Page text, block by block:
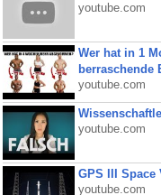
youtube.com
Wer hat in 1
berraschende
youtube.com
youtube.com
GPS III Space
youtube.com